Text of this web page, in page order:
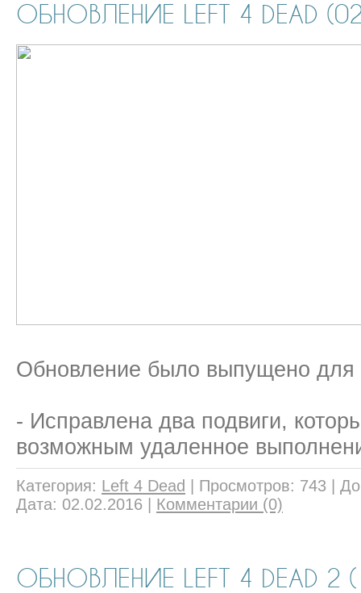
ОБНОВЛЕНИЕ LEFT 4 DEAD
Обновление было выпущено для
- Исправлена два подвиги,
возможным удаленное
Категория: Left 4 Dead Просмотров: 743
Дата: 02.02.2016 Комментарии (0)
ОБНОВЛЕНИЕ LEFT 4 DEAD 2